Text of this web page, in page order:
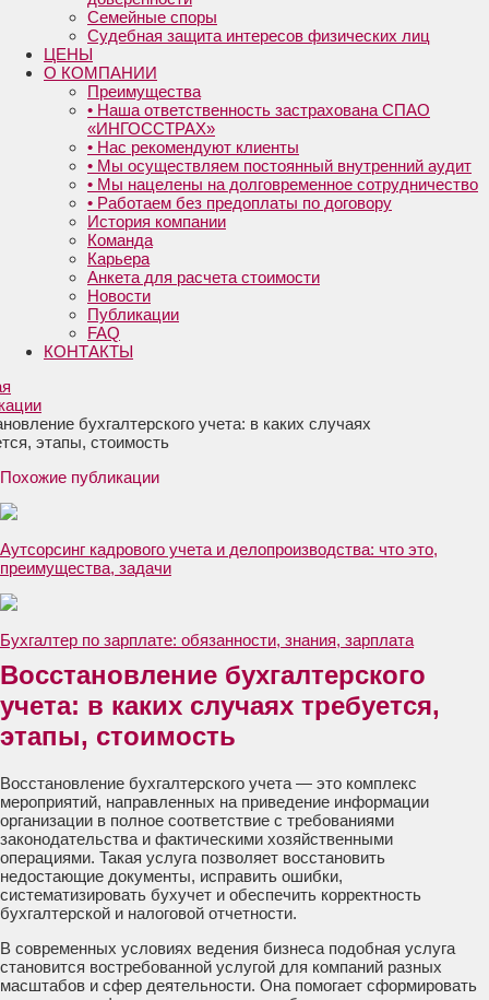
Семейные споры
Судебная защита интересов физических лиц
ЦЕНЫ
О КОМПАНИИ
Преимущества
• Наша ответственность застрахована СПАО
«ИНГОССТРАХ»
• Нас рекомендуют клиенты
• Мы осуществляем постоянный внутренний аудит
• Мы нацелены на долговременное сотрудничество
• Работаем без предоплаты по договору
История компании
Команда
Карьера
Анкета для расчета стоимости
Новости
Публикации
FAQ
КОНТАКТЫ
бухгалтерского учета: в каких случаях
этапы, стоимость
Похожие публикации
Аутсорсинг кадрового учета и делопроизводства: что это,
преимущества, задачи
Бухгалтер по зарплате: обязанности, знания, зарплата
Восстановление бухгалтерского
учета: в каких случаях требуется,
этапы, стоимость
Восстановление бухгалтерского учета — это комплекс
мероприятий, направленных на приведение информации
организации в полное соответствие с требованиями
законодательства и фактическими хозяйственными
операциями. Такая услуга позволяет восстановить
недостающие документы, исправить ошибки,
систематизировать бухучет и обеспечить корректность
бухгалтерской и налоговой отчетности.
В современных условиях ведения бизнеса подобная услуга
становится востребованной услугой для компаний разных
масштабов и сфер деятельности. Она помогает сформировать